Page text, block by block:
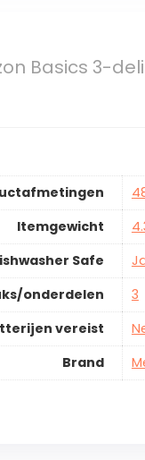
Basics 3-
Itemgewicht
Safe
onderdelen
3
vereist
Brand